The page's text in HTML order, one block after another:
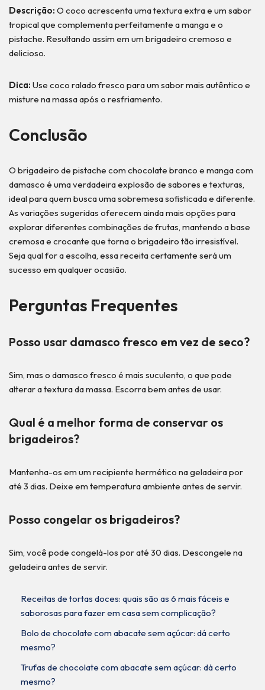
Descrição: O coco acrescenta uma textura extra e um sabor
tropical que complementa perfeitamente a manga e o
pistache. Resultando assim em um brigadeiro cremoso e
delicioso.
Dica: Use coco ralado fresco para um sabor mais autêntico e
misture na massa após o resfriamento.
Conclusão
O brigadeiro de pistache com chocolate branco e manga com
damasco é uma verdadeira explosão de sabores e texturas,
ideal para quem busca uma sobremesa sofisticada e diferente.
As variações sugeridas oferecem ainda mais opções para
explorar diferentes combinações de frutas, mantendo a base
cremosa e crocante que torna o brigadeiro tão irresistível.
Seja qual for a escolha, essa receita certamente será um
sucesso em qualquer ocasião.
Perguntas Frequentes
Posso usar damasco fresco em vez de seco?
Sim, mas o damasco fresco é mais suculento, o que pode
alterar a textura da massa. Escorra bem antes de usar.
Qual é a melhor forma de conservar os
brigadeiros?
Mantenha-os em um recipiente hermético na geladeira por
até 3 dias. Deixe em temperatura ambiente antes de servir.
Posso congelar os brigadeiros?
Sim, você pode congelá-los por até 30 dias. Descongele na
geladeira antes de servir.
Receitas de tortas doces: quais são as 6 mais fáceis e
saborosas para fazer em casa sem complicação?
Bolo de chocolate com abacate sem açúcar: dá certo
mesmo?
Trufas de chocolate com abacate sem açúcar: dá certo
mesmo?